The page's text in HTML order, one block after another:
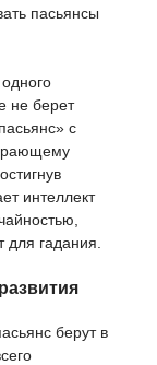
пасьянсы
не берет
с
интеллект
для гадания.
берут в